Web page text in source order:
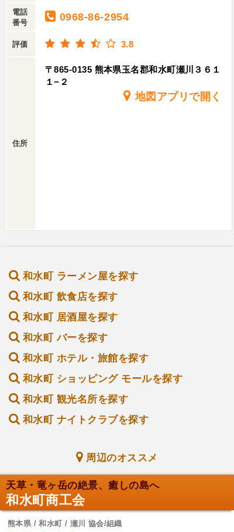
電話
番号
0968-86-2954
評価 3.8
住所
〒865-0135 熊本県玉名郡和水町瀬川３６１
１−２
地図アプリで開く
和水町 ラーメン屋を探す
和水町 飲食店を探す
和水町 居酒屋を探す
和水町 バーを探す
和水町 ホテル・旅館を探す
和水町 ショッピング モールを探す
和水町 観光名所を探す
和水町 ナイトクラブを探す
周辺のオススメ
天草・竜ヶ岳の絶景、癒しの島へ
和水町商工会
熊本県 / 和水町 / 瀬川 協会/組織